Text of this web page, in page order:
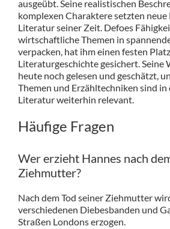
ausgeübt. Seine realistischen
komplexen Charaktere setzten
Literatur seiner Zeit. Defoes
wirtschaftliche Themen in
verpacken, hat ihm einen festen
Literaturgeschichte gesichert. Seine
heute noch gelesen und geschätzt,
Themen und Erzähltechniken sind in
Literatur weiterhin relevant.
Häufige Fragen
Wer erzieht Hannes nach
Ziehmutter?
Nach dem Tod seiner Ziehmutter
verschiedenen Diebesbanden und
Straßen Londons erzogen.